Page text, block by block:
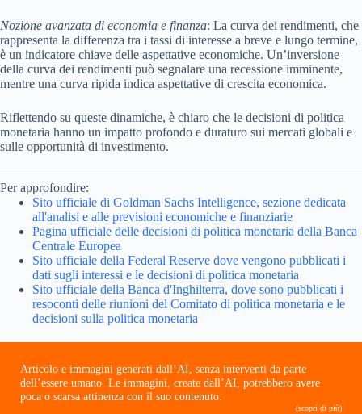
Nozione avanzata di economia e finanza: La curva dei rendimenti, che
rappresenta la differenza tra i tassi di interesse a breve e lungo termine,
è un indicatore chiave delle aspettative economiche. Un’inversione
della curva dei rendimenti può segnalare una recessione imminente,
mentre una curva ripida indica aspettative di crescita economica.
Riflettendo su queste dinamiche, è chiaro che le decisioni di politica
monetaria hanno un impatto profondo e duraturo sui mercati globali e
sulle opportunità di investimento.
Per approfondire:
Sito ufficiale di Goldman Sachs Intelligence, sezione dedicata
all'analisi e alle previsioni economiche e finanziarie
Pagina ufficiale delle decisioni di politica monetaria della Banca
Centrale Europea
Sito ufficiale della Federal Reserve dove vengono pubblicati i
dati sugli interessi e le decisioni di politica monetaria
Sito ufficiale della Banca d'Inghilterra, dove sono pubblicati i
resoconti delle riunioni del Comitato di politica monetaria e le
decisioni sulla politica monetaria
Articolo e immagini generati dall’AI, senza interventi da parte
dell’essere umano. Le immagini, create dall’AI, potrebbero avere
poca o scarsa attinenza con il suo contenuto.
(scopri di più)